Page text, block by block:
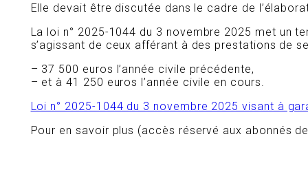
Elle devait être discutée dans le cadre de
La loi n° 2025-1044 du 3 novembre 2025 met un
s’agissant de ceux afférant à des prestations de
– 37 500 euros l’année civile précédente,
– et à 41 250 euros l’année civile en cours.
Loi n° 2025-1044 du 3 novembre 2025 visant à
Pour en savoir plus (accès réservé aux abonnés